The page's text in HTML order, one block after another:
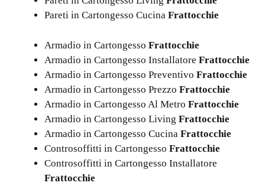
Pareti in Cartongesso Cucina Frattocchie
Armadio in Cartongesso Frattocchie
Armadio in Cartongesso Installatore Frattocchie
Armadio in Cartongesso Preventivo Frattocchie
Armadio in Cartongesso Prezzo Frattocchie
Armadio in Cartongesso Al Metro Frattocchie
Armadio in Cartongesso Living Frattocchie
Armadio in Cartongesso Cucina Frattocchie
Controsoffitti in Cartongesso Frattocchie
Controsoffitti in Cartongesso Installatore
Frattocchie